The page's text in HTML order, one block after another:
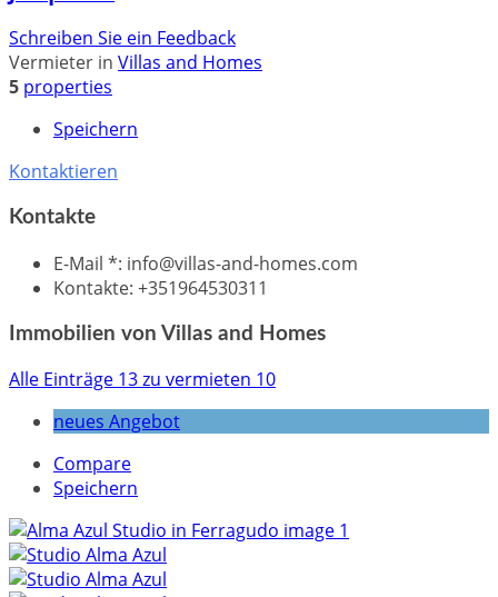
Schreiben Sie ein Feedback
Vermieter in Villas and Homes
5 properties
Speichern
Kontaktieren
Kontakte
E-Mail *: info@villas-and-homes.com
Kontakte: +351964530311
Immobilien von Villas and Homes
Alle Einträge 13zu vermieten 10
neues Angebot
Compare
Speichern